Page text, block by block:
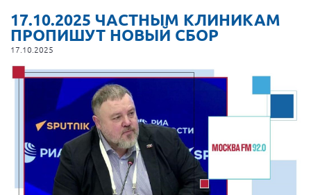
Президент Власов Я.В.
Первый вице-президент Кичигина Н. Ф.
Генеральный директор Матвиевская О.В.
17.10.2025 ЧАСТНЫМ КЛИНИКАМ
ПРОПИШУТ НОВЫЙ СБОР
17.10.2025